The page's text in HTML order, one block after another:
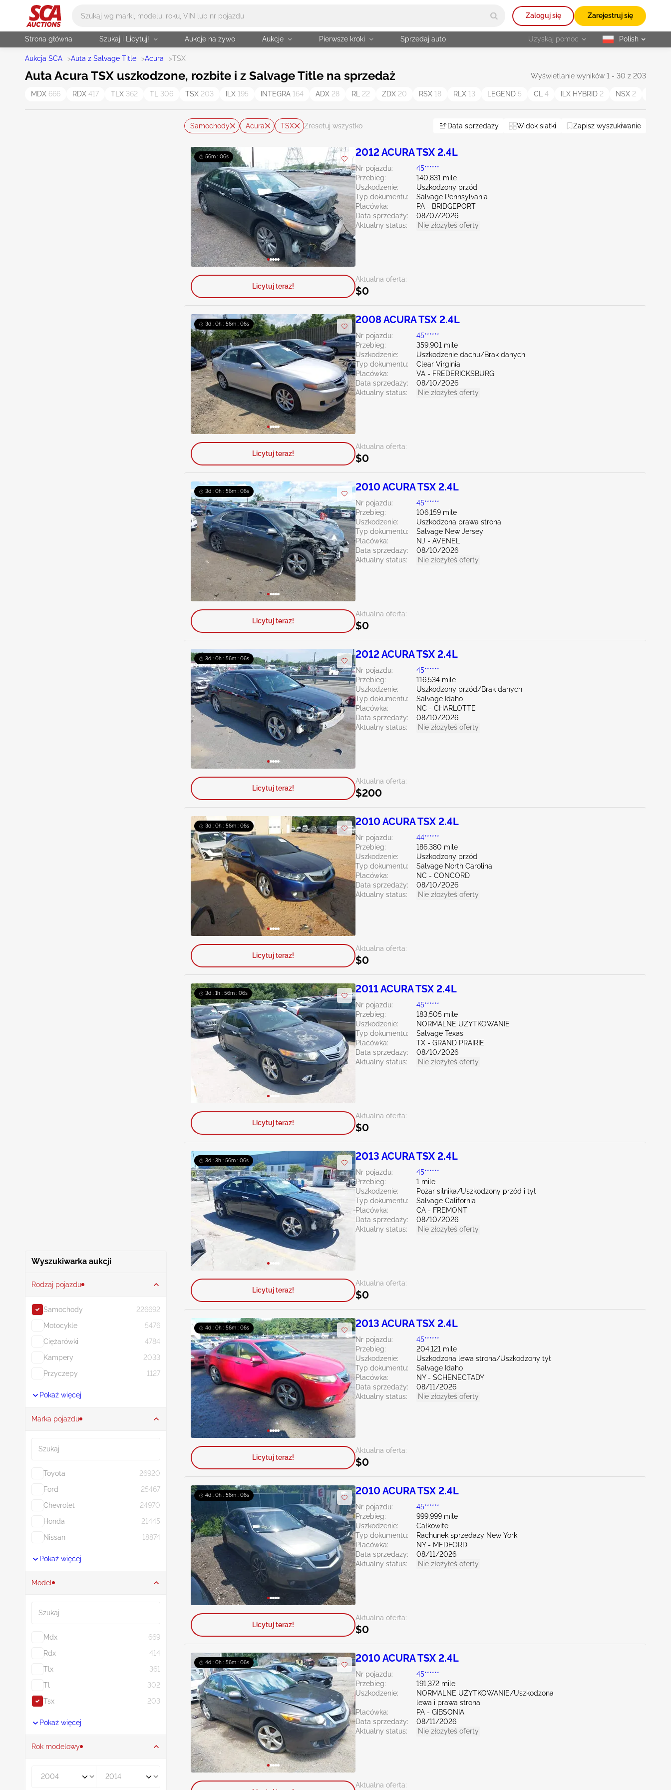
Zaloguj się Zarejestruj się
Strona główna Szukaj i Licytuj! Aukcje na żywo Aukcje Pierwsze kroki Sprzedaj auto Uzyskaj pomoc selected
Polish
Aukcja SCA >Auta z Salvage Title >Acura >TSX
Auta Acura TSX uszkodzone, rozbite i z Salvage Title na sprzedaż Wyświetlanie wyników 1 - 30 z 203
MDX 666 RDX 417 TLX 362 TL 306 TSX 203 ILX 195 INTEGRA 164 ADX 28 RL 22 ZDX 20 RSX 18 RLX 13 LEGEND 5 CL 4 ILX HYBRID 2 NSX 2
Wyszukiwarka aukcji
Rodzaj pojazdu
Samochody
226692
Motocykle
5476
Ciężarówki
4784
Kampery
2033
Przyczepy
1127
Pokaż więcej
Marka pojazdu
Toyota
26920
Ford
25467
Chevrolet
24970
Honda
21445
Nissan
18874
Pokaż więcej
Model
Mdx
669
Rdx
414
Tlx
361
Tl
302
Tsx
203
Pokaż więcej
Rok modelowy
Samochody Acura TSX Zresetuj wszystko Data sprzedaży Widok siatki Zapisz wyszukiwanie
56m : 04s 2012 ACURA TSX 2.4L
Nr pojazdu:
45******
Przebieg:
140,831 mile
Uszkodzenie:
Uszkodzony przód
Typ dokumentu:
Salvage Pennsylvania
Placówka:
PA - BRIDGEPORT
Data sprzedaży:
08/07/2026
Aktualny status:
Nie złożyłeś oferty
Aktualna oferta:
$0
Licytuj teraz!
3d : 0h : 56m : 04s 2008 ACURA TSX 2.4L
Nr pojazdu:
45******
Przebieg:
359,901 mile
Uszkodzenie:
Uszkodzenie dachu/Brak danych
Typ dokumentu:
Clear Virginia
Placówka:
VA - FREDERICKSBURG
Data sprzedaży:
08/10/2026
Aktualny status:
Nie złożyłeś oferty
Aktualna oferta:
$0
Licytuj teraz!
3d : 0h : 56m : 04s 2010 ACURA TSX 2.4L
Nr pojazdu:
45******
Przebieg:
106,159 mile
Uszkodzenie:
Uszkodzona prawa strona
Typ dokumentu:
Salvage New Jersey
Placówka:
NJ - AVENEL
Data sprzedaży:
08/10/2026
Aktualny status:
Nie złożyłeś oferty
Aktualna oferta:
$0
Licytuj teraz!
3d : 0h : 56m : 04s 2012 ACURA TSX 2.4L
Nr pojazdu:
45******
Przebieg:
116,534 mile
Uszkodzenie:
Uszkodzony przód/Brak danych
Typ dokumentu:
Salvage Idaho
Placówka:
NC - CHARLOTTE
Data sprzedaży:
08/10/2026
Aktualny status:
Nie złożyłeś oferty
Aktualna oferta:
$200
Licytuj teraz!
3d : 0h : 56m : 04s 2010 ACURA TSX 2.4L
Nr pojazdu:
44******
Przebieg:
186,380 mile
Uszkodzenie:
Uszkodzony przód
Typ dokumentu:
Salvage North Carolina
Placówka:
NC - CONCORD
Data sprzedaży:
08/10/2026
Aktualny status:
Nie złożyłeś oferty
Aktualna oferta:
$0
Licytuj teraz!
3d : 1h : 56m : 04s 2011 ACURA TSX 2.4L
Nr pojazdu:
45******
Przebieg:
183,505 mile
Uszkodzenie:
NORMALNE UŻYTKOWANIE
Typ dokumentu:
Salvage Texas
Placówka:
TX - GRAND PRAIRIE
Data sprzedaży:
08/10/2026
Aktualny status:
Nie złożyłeś oferty
Aktualna oferta:
$0
Licytuj teraz!
3d : 3h : 56m : 04s 2013 ACURA TSX 2.4L
Nr pojazdu:
45******
Przebieg:
1 mile
Uszkodzenie:
Pożar silnika/Uszkodzony przód i tył
Typ dokumentu:
Salvage California
Placówka:
CA - FREMONT
Data sprzedaży:
08/10/2026
Aktualny status:
Nie złożyłeś oferty
Aktualna oferta:
$0
Licytuj teraz!
4d : 0h : 56m : 04s 2013 ACURA TSX 2.4L
Nr pojazdu:
45******
Przebieg:
204,121 mile
Uszkodzenie:
Uszkodzona lewa strona/Uszkodzony tył
Typ dokumentu:
Salvage Idaho
Placówka:
NY - SCHENECTADY
Data sprzedaży:
08/11/2026
Aktualny status:
Nie złożyłeś oferty
Aktualna oferta:
$0
Licytuj teraz!
4d : 0h : 56m : 04s 2010 ACURA TSX 2.4L
Nr pojazdu:
45******
Przebieg:
999,999 mile
Uszkodzenie:
Całkowite
Typ dokumentu:
Rachunek sprzedaży New York
Placówka:
NY - MEDFORD
Data sprzedaży:
08/11/2026
Aktualny status:
Nie złożyłeś oferty
Aktualna oferta:
$0
Licytuj teraz!
4d : 0h : 56m : 04s 2010 ACURA TSX 2.4L
Nr pojazdu:
45******
Przebieg:
191,372 mile
Uszkodzenie:
NORMALNE UŻYTKOWANIE/Uszkodzona
lewa i prawa strona
Placówka:
PA - GIBSONIA
Data sprzedaży:
08/11/2026
Aktualny status:
Nie złożyłeś oferty
Aktualna oferta: